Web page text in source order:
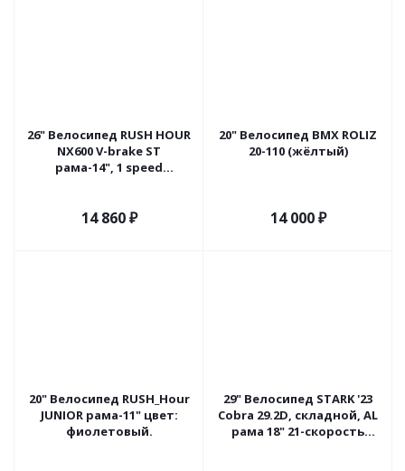
26" Велосипед RUSH HOUR
NX600 V-brake ST
рама-14", 1 speed
14 860₽
20" Велосипед BMX ROLIZ
20-110 (жёлтый)
14 000₽
20" Велосипед RUSH_Hour
JUNIOR рама-11" цвет:
фиолетовый.
29" Велосипед STARK '23
Cobra 29.2D, складной, AL
рама 18" 21-скорость